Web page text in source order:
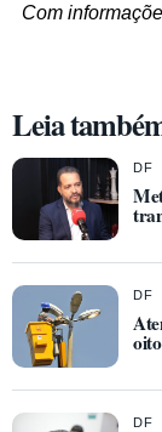
Com
Leia
DF
DF
DF